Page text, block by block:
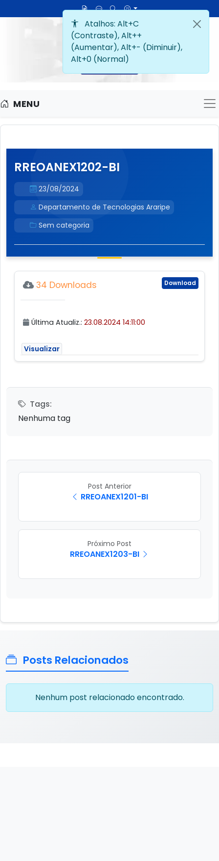
MENU
RREOANEX1202-BI
23/08/2024
Departamento de Tecnologias Araripe
Sem categoria
Download
34 Downloads
Última Atualiz.: 23.08.2024 14:11:00
Visualizar
Tags:
Nenhuma tag
Post Anterior
RREOANEX1201-BI
Próximo Post
RREOANEX1203-BI
Posts Relacionados
Nenhum post relacionado encontrado.